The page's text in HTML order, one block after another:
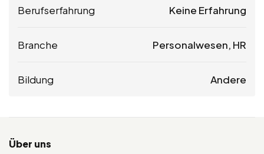
Berufserfahrung Keine Erfahrung
Branche Personalwesen, HR
Bildung Andere
Über uns